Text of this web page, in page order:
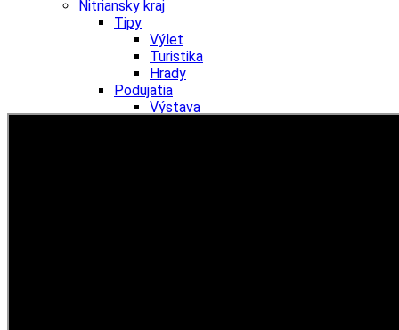
Nitriansky kraj
Tipy
Výlet
Turistika
Hrady
Podujatia
Výstava